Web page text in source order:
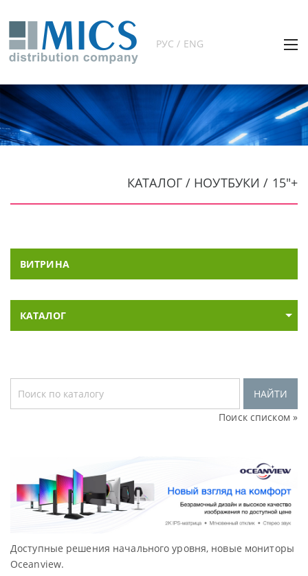
РУС / ENG
КАТАЛОГ / НОУТБУКИ / 15"+
ВИТРИНА
КАТАЛОГ
НАЙТИ
Поиск списком »
Доступные решения начального уровня, новые мониторы
Oceanview.